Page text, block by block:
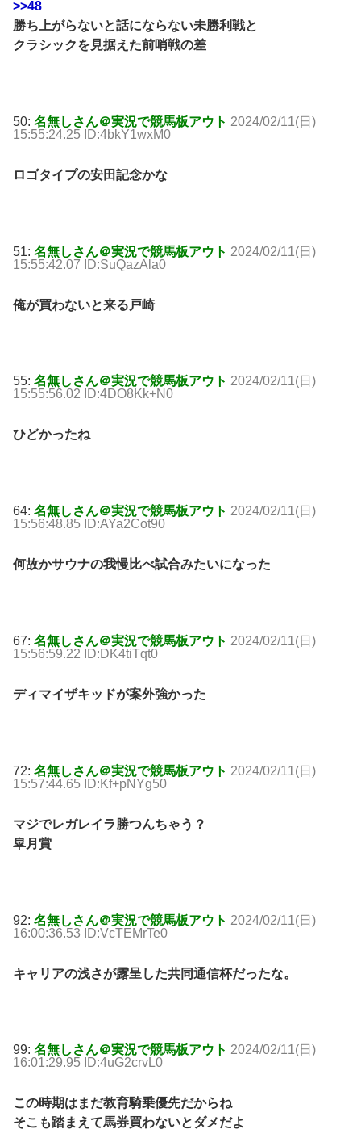
>>48
勝ち上がらないと話にならない未勝利戦と
クラシックを見据えた前哨戦の差
50: 名無しさん＠実況で競馬板アウト 2024/02/11(日)
15:55:24.25 ID:4bkY1wxM0
ロゴタイプの安田記念かな
51: 名無しさん＠実況で競馬板アウト 2024/02/11(日)
15:55:42.07 ID:SuQazAla0
俺が買わないと来る戸崎
55: 名無しさん＠実況で競馬板アウト 2024/02/11(日)
15:55:56.02 ID:4DO8Kk+N0
ひどかったね
64: 名無しさん＠実況で競馬板アウト 2024/02/11(日)
15:56:48.85 ID:AYa2Cot90
何故かサウナの我慢比べ試合みたいになった
67: 名無しさん＠実況で競馬板アウト 2024/02/11(日)
15:56:59.22 ID:DK4tiTqt0
ディマイザキッドが案外強かった
72: 名無しさん＠実況で競馬板アウト 2024/02/11(日)
15:57:44.65 ID:Kf+pNYg50
マジでレガレイラ勝つんちゃう？
皐月賞
92: 名無しさん＠実況で競馬板アウト 2024/02/11(日)
16:00:36.53 ID:VcTEMrTe0
キャリアの浅さが露呈した共同通信杯だったな。
99: 名無しさん＠実況で競馬板アウト 2024/02/11(日)
16:01:29.95 ID:4uG2crvL0
この時期はまだ教育騎乗優先だからね
そこも踏まえて馬券買わないとダメだよ